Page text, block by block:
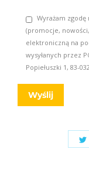
Wyrażam
(promocje,
elektroniczną na
wysyłanych przez
Popiełuszki 1, 83-